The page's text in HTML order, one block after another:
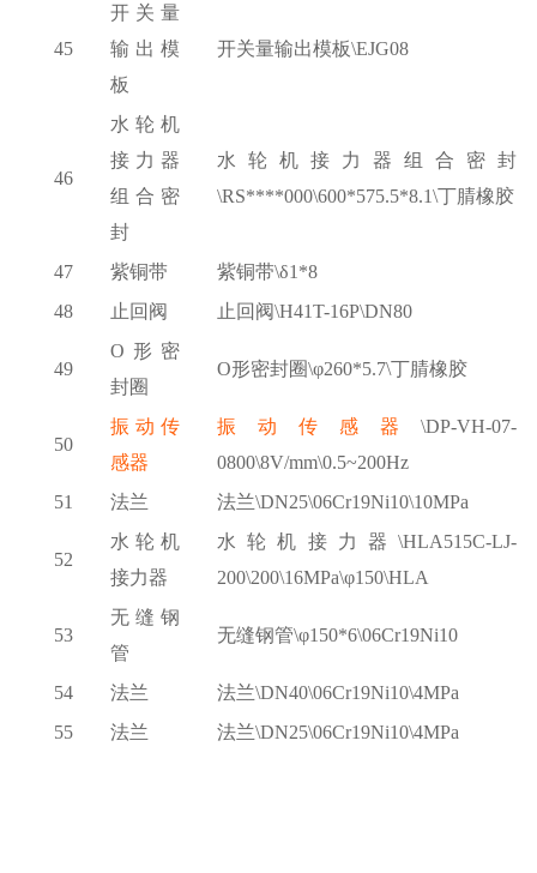
45
开关量
输出模
板
开关量输出模板\EJG08
46
水轮机
接力器
组合密
封
水轮机接力器组合密封
\RS****000\600*575.5*8.1\丁腈橡胶
47 紫铜带 紫铜带\δ1*8
48
止回阀 止回阀\H41T-16P\DN80
49
O形密
封圈
O形密封圈\φ260*5.7\丁腈橡胶
50
振动传
感器
振动传感器\DP-VH-07-
0800\8V/mm\0.5~200Hz
51
法兰 法兰\DN25\06Cr19Ni10\10MPa
52
水轮机
接力器
水轮机接力器\HLA515C-LJ-
200\200\16MPa\φ150\HLA
53
无缝钢
管
无缝钢管\φ150*6\06Cr19Ni10
54 法兰 法兰\DN40\06Cr19Ni10\4MPa
55
法兰 法兰\DN25\06Cr19Ni10\4MPa